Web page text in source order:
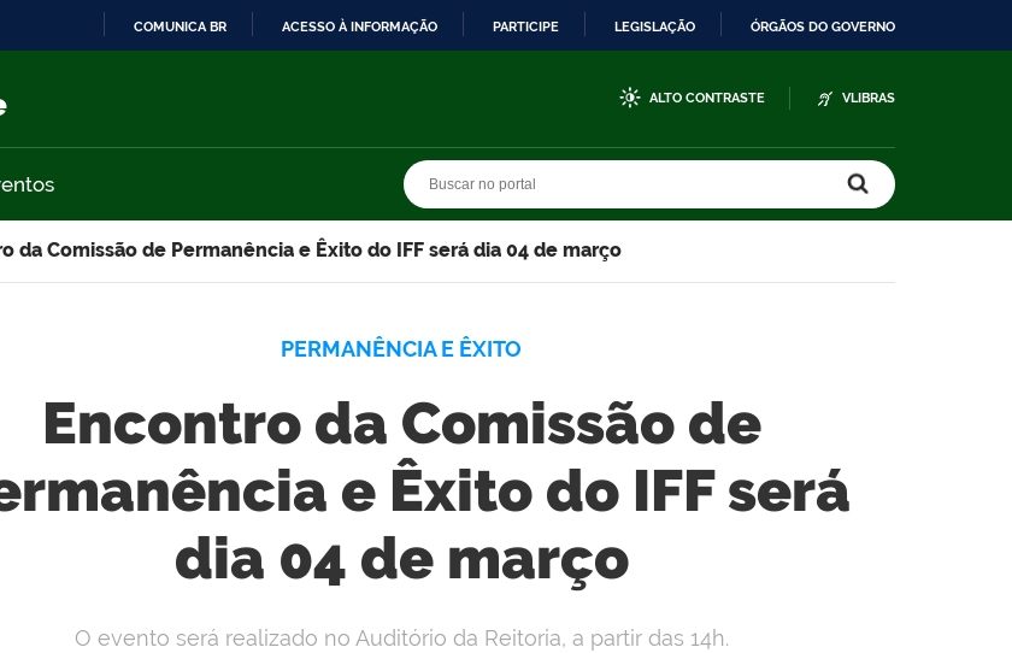
COMUNICA BR ACESSO À INFORMAÇÃO PARTICIPE LEGISLAÇÃO ÓRGÃOS DO GOVERNO
ALTO CONTRASTE VLIBRAS
da Comissão de Permanência e Êxito do IFF será dia 04 de março
PERMANÊNCIA E ÊXITO
Encontro da Comissão de
e Êxito do IFF será
dia 04 de março
O evento será realizado no Auditório da Reitoria, a partir das 14h.